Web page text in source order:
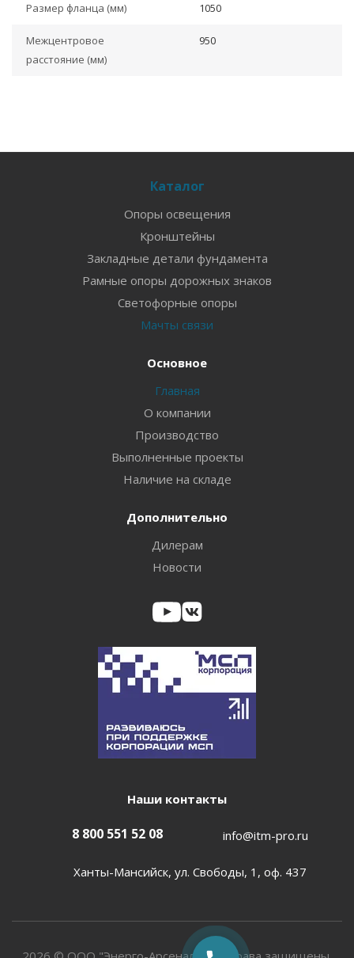
Размер фланца (мм) 1050
Межцентровое
расстояние (мм)
950
Каталог
Опоры освещения
Кронштейны
Закладные детали фундамента
Рамные опоры дорожных знаков
Светофорные опоры
Мачты связи
Основное
Главная
О компании
Производство
Выполненные проекты
Наличие на складе
Дополнительно
Дилерам
Новости
Наши контакты
8 800 551 52 08 info@itm-pro.ru
Ханты-Мансийск, ул. Свободы, 1, оф. 437